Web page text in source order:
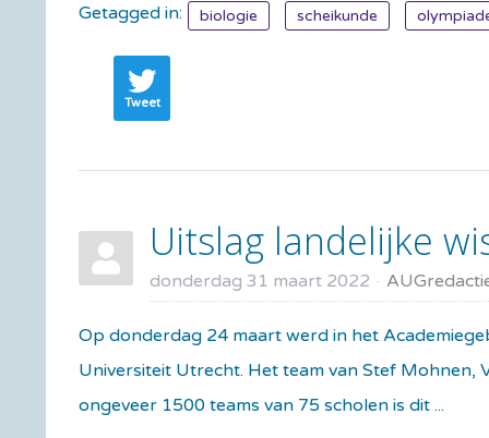
Getagged in: biologie scheikunde
Tweet
Uitslag landelijke
donderdag 31 maart 2022
Op donderdag 24 maart werd in het
Universiteit Utrecht. Het team van Stef Mohnen,
ongeveer 1500 teams van 75 scholen is dit ...